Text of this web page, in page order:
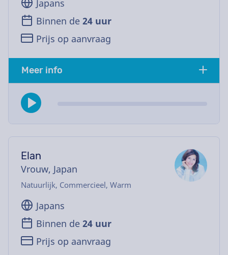
Japans
Binnen de 24 uur
Prijs op aanvraag
Meer info
Elan
Vrouw, Japan
Natuurlijk, Commercieel, Warm
Japans
Binnen de 24 uur
Prijs op aanvraag